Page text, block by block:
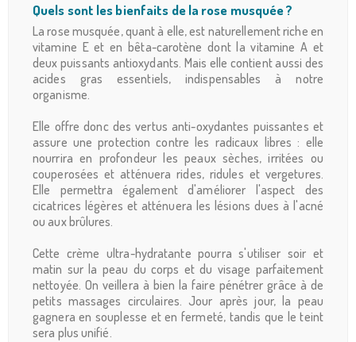
Quels sont les bienfaits de la rose musquée ?
La rose musquée, quant à elle, est naturellement riche en
vitamine E et en bêta-carotène dont la vitamine A et
deux puissants antioxydants. Mais elle contient aussi des
acides gras essentiels, indispensables à notre
organisme.
Elle offre donc des vertus anti-oxydantes puissantes et
assure une protection contre les radicaux libres : elle
nourrira en profondeur les peaux sèches, irritées ou
couperosées et atténuera rides, ridules et vergetures.
Elle permettra également d'améliorer l'aspect des
cicatrices légères et atténuera les lésions dues à l'acné
ou aux brûlures.
Cette crème ultra-hydratante pourra s'utiliser soir et
matin sur la peau du corps et du visage parfaitement
nettoyée. On veillera à bien la faire pénétrer grâce à de
petits massages circulaires. Jour après jour, la peau
gagnera en souplesse et en fermeté, tandis que le teint
sera plus unifié.